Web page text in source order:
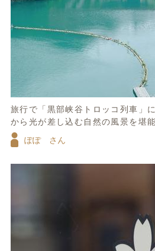
旅行で「黒部峡谷トロッコ列車」
から光が差し込む自然の風景を堪
かけ離れたひと時を過ごせました。
ぽぽ さん